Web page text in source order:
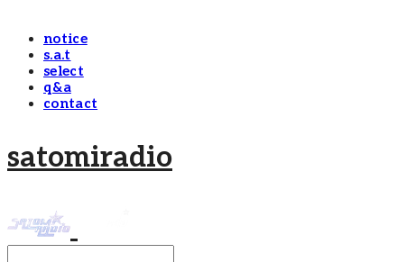
notice
s.a.t
select
q&a
contact
satomiradio